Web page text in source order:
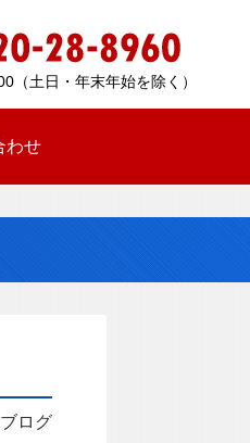
（土日・年末年始を除く）
わせ
ブログ